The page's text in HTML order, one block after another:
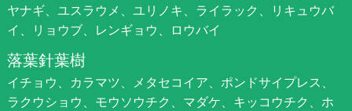
ヤナギ、ユスラウメ、ユリノキ、ライラック、リキュウバ
イ、リョウブ、レンギョウ、ロウバイ
落葉針葉樹
イチョウ、カラマツ、メタセコイア、ポンドサイプレス、
ラクウショウ、モウソウチク、マダケ、キッコウチク、ホ